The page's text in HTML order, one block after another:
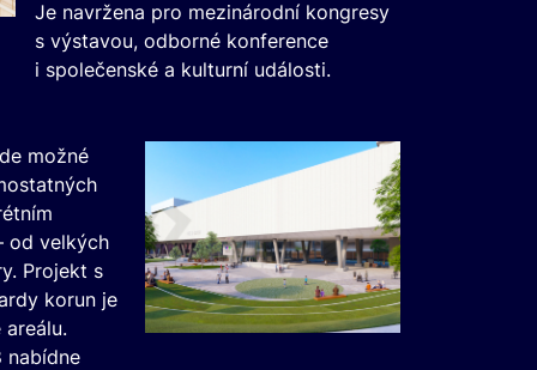
Je navržena pro mezinárodní kongresy
s výstavou, odborné konference
i společenské a kulturní události.
možné
od velkých
Projekt s
korun je
nabídne